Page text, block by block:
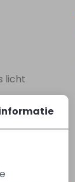
licht
Sale